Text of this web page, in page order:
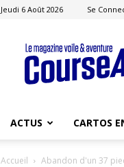
Jeudi 6 Août 2026 Se
au
ACTUS CARTOS
Accueil Abandon d'un 37